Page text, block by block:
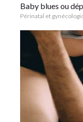
Baby blues ou
Périnatal et